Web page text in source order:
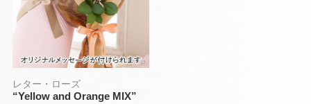
レター・ローズ
“Yellow and Orange MIX”